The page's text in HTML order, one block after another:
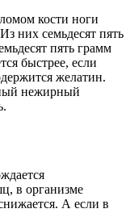
кости ноги
них семьдесят пять
пять грамм
быстрее, если
желатин.
нежирный
в организме
А если в